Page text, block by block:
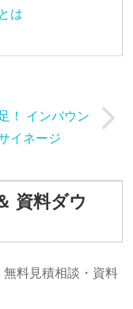
は
！ インバウン
イネージ
資料ダウ
料見積相談・資料